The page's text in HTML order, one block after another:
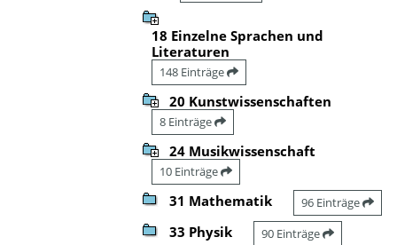
18 Einzelne Sprachen und
Literaturen
148 Einträge
20 Kunstwissenschaften
8 Einträge
24 Musikwissenschaft
10 Einträge
31 Mathematik 96 Einträge
33 Physik 90 Einträge